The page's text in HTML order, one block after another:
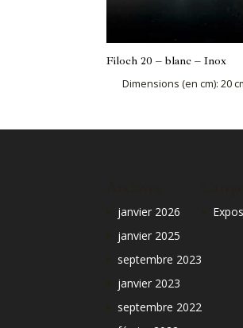
Filoch 20 – blanc – Inox
Dimensions (en cm):20
janvier 2026
janvier 2025
septembre 2023
janvier 2023
septembre 2022